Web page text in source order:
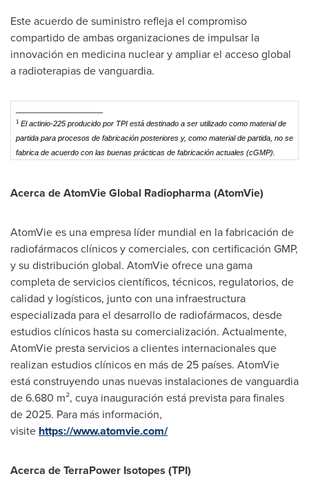
Este acuerdo de suministro refleja el compromiso
compartido de ambas organizaciones de impulsar la
innovación en medicina nuclear y ampliar el acceso global
a radioterapias de vanguardia.
1 El actinio-225 producido por TPI está destinado a ser utilizado como material de
partida para procesos de fabricación posteriores y, como material de partida, no se
fabrica de acuerdo con las buenas prácticas de fabricación actuales (cGMP).
Acerca de AtomVie Global Radiopharma (AtomVie)
AtomVie es una empresa líder mundial en la fabricación de
radiofármacos clínicos y comerciales, con certificación GMP,
y su distribución global. AtomVie ofrece una gama
completa de servicios científicos, técnicos, regulatorios, de
calidad y logísticos, junto con una infraestructura
especializada para el desarrollo de radiofármacos, desde
estudios clínicos hasta su comercialización. Actualmente,
AtomVie presta servicios a clientes internacionales que
realizan estudios clínicos en más de 25 países. AtomVie
está construyendo unas nuevas instalaciones de vanguardia
de 6.680 m², cuya inauguración está prevista para finales
de 2025. Para más información,
visite https://www.atomvie.com/
Acerca de TerraPower Isotopes (TPI)